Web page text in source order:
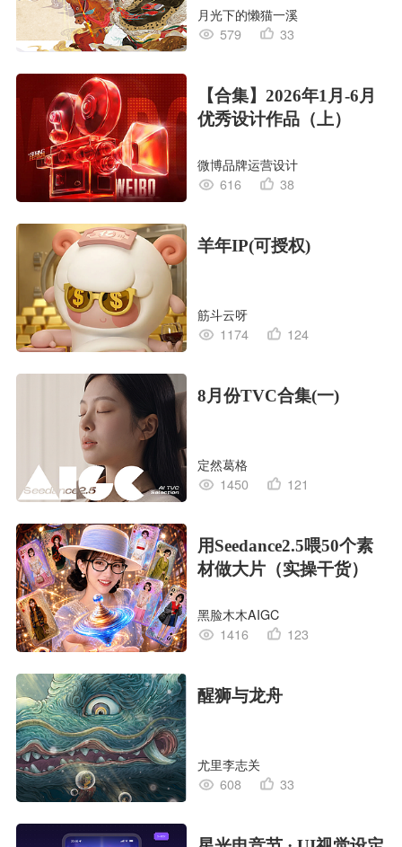
月光下的懒猫一溪
579
33
【合集】2026年1月-6月
优秀设计作品（上）
微博品牌运营设计
616
38
羊年IP(可授权)
筋斗云呀
1174
124
8月份TVC合集(一)
定然葛格
1450
121
用Seedance2.5喂50个素
材做大片（实操干货）
黑脸木木AIGC
1416
123
醒狮与龙舟
尤里李志关
608
33